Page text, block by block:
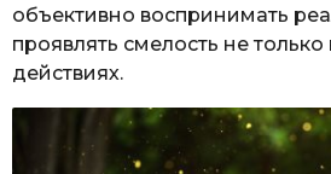
объективно воспринимать
проявлять смелость не только
действиях.